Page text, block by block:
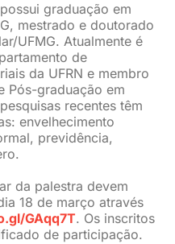
graduação em
mestrado e doutorado
UFMG. Atualmente é
de
da UFRN e membro
Pós-graduação em
recentes têm
envelhecimento
previdência,
da palestra devem
18 de março através
GAqq7T. Os inscritos
de participação.